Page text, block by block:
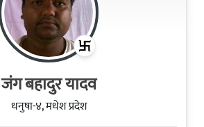
जंग बहादुर यादव
धनुषा-४, मधेश प्रदेश